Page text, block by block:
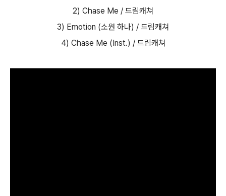
2) Chase Me / 드림캐쳐
3) Emotion (소원 하나) / 드림캐쳐
4) Chase Me (Inst.) / 드림캐쳐